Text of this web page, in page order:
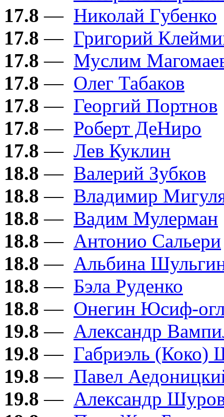
17.8 — Николай Губенко
17.8 — Григорий
17.8 — Муслим
17.8 — Олег Табаков
17.8 — Георгий Портнов
17.8 — Роберт ДеНиро
17.8 — Лев Куклин
18.8 — Валерий Зубков
18.8 — Владимир
18.8 — Вадим Мулерман
18.8 — Антонио Сальери
18.8 — Альбина
18.8 — Бэла Руденко
18.8 — Онегин Юсиф-
19.8 — Александр
19.8 — Габриэль (Коко)
19.8 — Павел
19.8 — Александр